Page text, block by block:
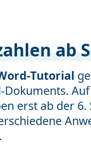
ab
Tutorial
Dokuments.
erst ab der